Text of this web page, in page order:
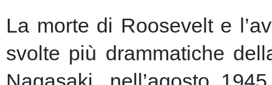
La morte di Roosevelt e
svolte più drammatiche